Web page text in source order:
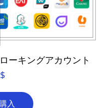
ーキングアカウント
$
入